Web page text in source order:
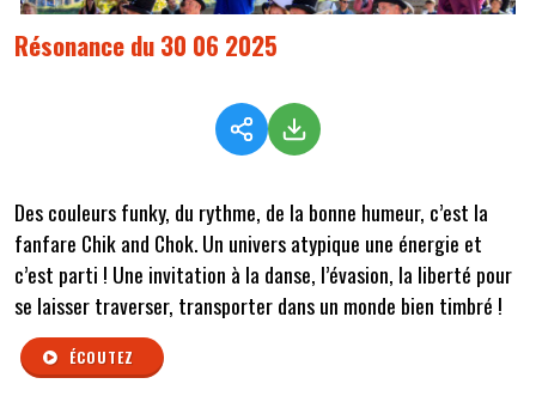
Résonance du 30 06 2025
Des couleurs funky, du rythme, de la bonne humeur, c’est la
fanfare Chik and Chok. Un univers atypique une énergie et
c’est parti ! Une invitation à la danse, l’évasion, la liberté pour
se laisser traverser, transporter dans un monde bien timbré !
ÉCOUTEZ